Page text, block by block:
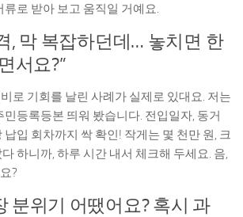
류로 받아 보고 움직일 거예요.
, 막 복잡하던데… 놓치면 한
서요?”
로 기회를 날린 사례가 실제로 있대요. 저는
민등록등본 띄워 봤습니다. 전입일자, 동거
납입 회차까지 싹 확인! 작게는 몇 천만 원, 크
하니까, 하루 시간 내서 체크해 두세요. 음,
?
분위기 어땠어요? 혹시 과